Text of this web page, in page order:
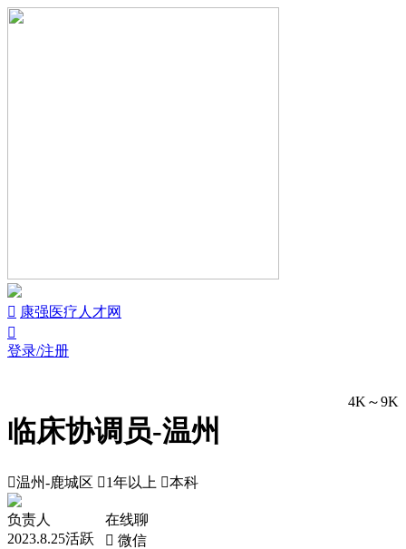
 康强医疗人才网

登录/注册
临床协调员-温州
4K～9K
温州-鹿城区 1年以上 本科
负责人
2023.8.25活跃
在线聊
 微信